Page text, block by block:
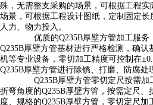
殊，无需整支采购的场景，可根据工程
场景，可根据工程设计图纸，定制固定
人力、物力投入。
优质的Q235B厚壁方管加工服务
Q235B厚壁方管基材进行严格检测，确
机等专业设备，零切加工精度可控制在
Q235B厚壁方管进行除锈、打磨、防腐
Q235B厚壁方管零切定尺按需加
折弯角度的Q235B厚壁方管，按需定尺
度、规格的Q235B厚壁方管，零切定尺